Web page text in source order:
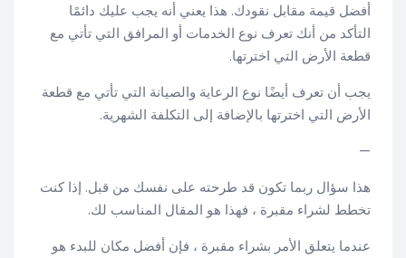
أفضل قيمة مقابل نقودك. هذا يعني أنه يجب عليك دائمًا
التأكد من أنك تعرف نوع الخدمات أو المرافق التي تأتي مع
قطعة الأرض التي اخترتها.
يجب أن تعرف أيضًا نوع الرعاية والصيانة التي تأتي مع قطعة
الأرض التي اخترتها بالإضافة إلى التكلفة الشهرية.
—
هذا سؤال ربما تكون قد طرحته على نفسك من قبل. إذا كنت
تخطط لشراء مقبرة ، فهذا هو المقال المناسب لك.
عندما يتعلق الأمر بشراء مقبرة ، فإن أفضل مكان للبدء هو